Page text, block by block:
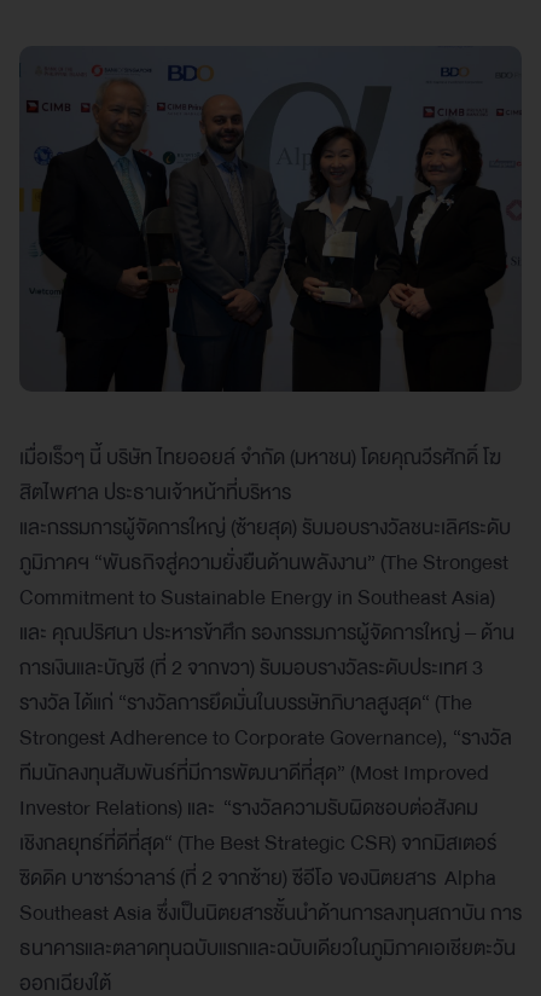
เมื่อเร็วๆ นี้ บริษัท ไทยออยล์ จำกัด (มหาชน) โดยคุณวีรศักดิ์ โฆ
สิตไพศาล ประธานเจ้าหน้าที่บริหาร
และกรรมการผู้จัดการใหญ่ (ซ้ายสุด) รับมอบรางวัลชนะเลิศระดับ
ภูมิภาคฯ “พันธกิจสู่ความยั่งยืนด้านพลังงาน” (The Strongest
Commitment to Sustainable Energy in Southeast Asia)
และ คุณปริศนา ประหารข้าศึก รองกรรมการผู้จัดการใหญ่ – ด้าน
การเงินและบัญชี (ที่ 2 จากขวา) รับมอบรางวัลระดับประเทศ 3
รางวัล ได้แก่ “รางวัลการยึดมั่นในบรรษัทภิบาลสูงสุด“ (The
Strongest Adherence to Corporate Governance), “รางวัล
ทีมนักลงทุนสัมพันธ์ที่มีการพัฒนาดีที่สุด” (Most Improved
Investor Relations) และ “รางวัลความรับผิดชอบต่อสังคม
เชิงกลยุทธ์ที่ดีที่สุด“ (The Best Strategic CSR) จากมิสเตอร์
ซิดดิค บาซาร์วาลาร์ (ที่ 2 จากซ้าย) ซีอีโอ ของนิตยสาร Alpha
Southeast Asia ซึ่งเป็นนิตยสารชั้นนำด้านการลงทุนสถาบัน การ
ธนาคารและตลาดทุนฉบับแรกและฉบับเดียวในภูมิภาคเอเชียตะวัน
ออกเฉียงใต้